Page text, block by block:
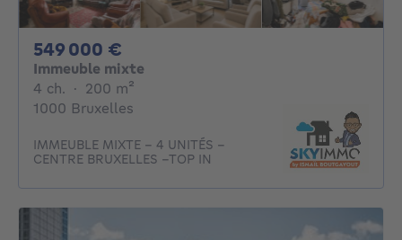
549 000 €
Immeuble mixte
4 ch. 4 chambres
· 200 m²
1000 Bruxelles
IMMEUBLE MIXTE – 4 UNITÉS –
CENTRE BRUXELLES –TOP IN